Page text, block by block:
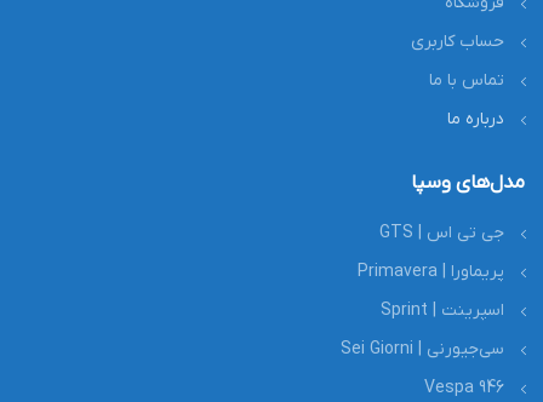
حساب کاربری
تماس با ما
درباره ما
مدل‌های وسپا
جی تی اس | GTS
پریماورا | Primavera
اسپرینت | Sprint
سی‌جیورنی | Sei Giorni
Vespa 946